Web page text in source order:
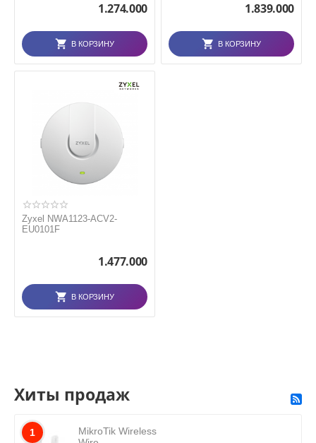
1.274.000
В КОРЗИНУ
1.839.000
В КОРЗИНУ
Zyxel NWA1123-ACV2-
EU0101F
1.477.000
В КОРЗИНУ
Хиты продаж
1
MikroTik Wireless